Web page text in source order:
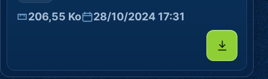
206,55 Ko 28/10/2024 17:31